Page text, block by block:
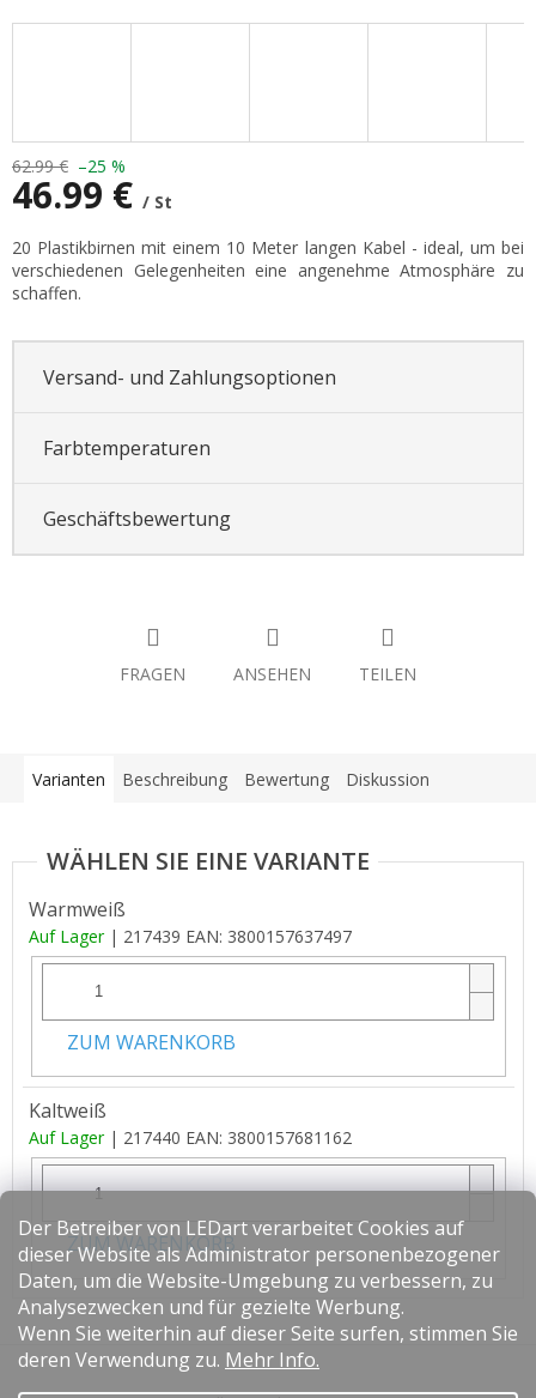
Der Betreiber von LEDart verarbeitet Cookies auf
dieser Website als Administrator personenbezogener
Daten, um die Website-Umgebung zu verbessern, zu
Analysezwecken und für gezielte Werbung.
Wenn Sie weiterhin auf dieser Seite surfen, stimmen Sie
deren Verwendung zu. Mehr Info.
62.99 € –25 %
46.99 € / St
Verkaufspreis:
20 Plastikbirnen mit einem 10 Meter langen Kabel - ideal, um bei
verschiedenen Gelegenheiten eine angenehme Atmosphäre zu
schaffen.
Versand- und Zahlungsoptionen
Farbtemperaturen
Geschäftsbewertung
FRAGEN ANSEHEN TEILEN
Varianten Beschreibung Bewertung Diskussion
Warmweiß
Auf Lager | 217439 EAN: 3800157637497
ZUM WARENKORB
Kaltweiß
Auf Lager | 217440 EAN: 3800157681162
ZUM WARENKORB